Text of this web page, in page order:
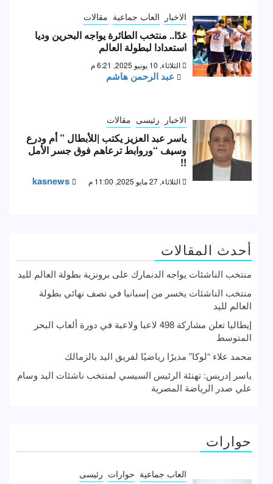
الاخبار العاب جماعية مقالات
غدًا.. منتخب الطائرة يواجه البحرين وديا
استعدادا لبطولة العالم
الثلاثاء, 10 يونيو 2025, 6:21 م
عبد الرحمن هاشم
الاخبار رئيسى مقالات
ياسر عبد العزيز يكتب |للأبطال ” أم ودرع
وسيف “وروابط ترعاهم فوق جسر الأمل
!!
الثلاثاء, 27 مايو 2025, 11:00 م kasnews
أحدث المقالات
منتخب الناشئات يواجه الدنمارك على برونزية بطولة العالم لليد
منتخب الناشئات يخسر من إسبانيا في نصف نهائي بطولة
العالم لليد
إيطاليا تعلن مشاركة 498 لاعبا ولاعبة في دورة ألعاب البحر
المتوسط
محمد علاء “لوكا” مديرًا رياضيًا لفريق اليد بالزمالك
ياسر إدريس: تهنئة الرئيس السيسي لمنتخب ناشئات اليد وسام
علي صدر الرياضة المصرية
حوارات
العاب جماعية حوارات رئيسى